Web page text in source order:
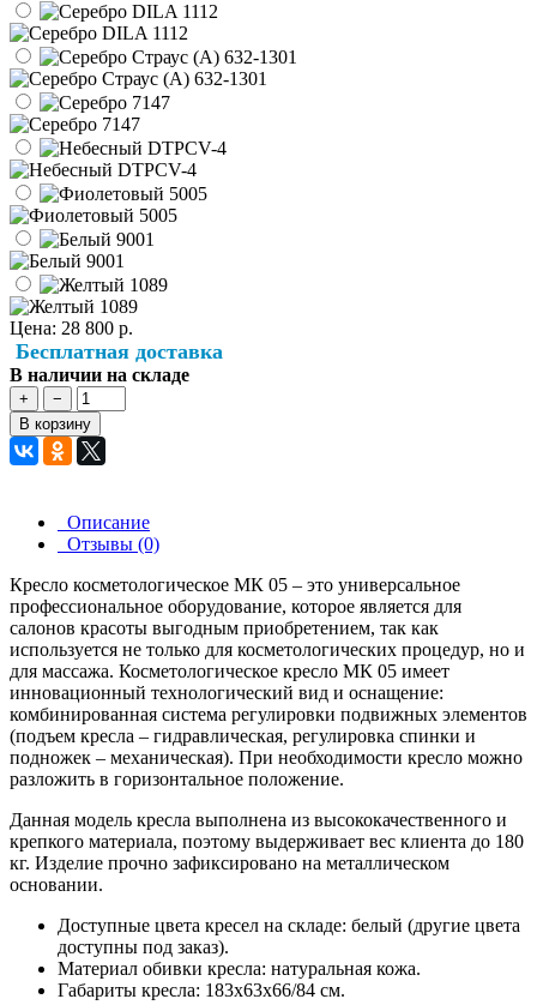
Цена: 28 800 р.
Бесплатная доставка
В наличии на складе
+
−
В корзину
Описание
Отзывы (0)
Кресло косметологическое МК 05 – это универсальное
профессиональное оборудование, которое является для
салонов красоты выгодным приобретением, так как
используется не только для косметологических процедур, но и
для массажа. Косметологическое кресло МК 05 имеет
инновационный технологический вид и оснащение:
комбинированная система регулировки подвижных элементов
(подъем кресла – гидравлическая, регулировка спинки и
подножек – механическая). При необходимости кресло можно
разложить в горизонтальное положение.
Данная модель кресла выполнена из высококачественного и
крепкого материала, поэтому выдерживает вес клиента до 180
кг. Изделие прочно зафиксировано на металлическом
основании.
Доступные цвета кресел на складе: белый (другие цвета
доступны под заказ).
Материал обивки кресла: натуральная кожа.
Габариты кресла: 183х63х66/84 см.